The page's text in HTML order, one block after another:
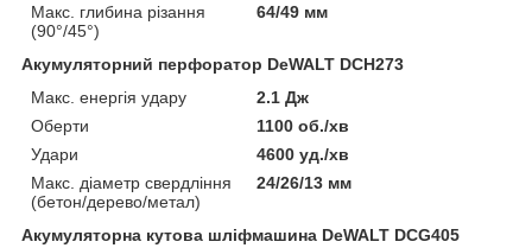
Макс. глибина різання
(90°/45°)
64/49 мм
Акумуляторний перфоратор DeWALT DCH273
Макс. енергія удару
2.1 Дж
Оберти
1100 об./хв
Удари
4600 уд./хв
Макс. діаметр свердління
(бетон/дерево/метал)
24/26/13 мм
Акумуляторна кутова шліфмашина DeWALT DCG405